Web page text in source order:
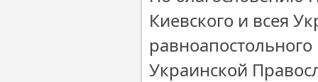
Киевского и всея
Украинской